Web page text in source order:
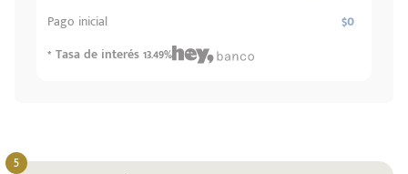
Pago inicial $0
* Tasa de interés 13.49%